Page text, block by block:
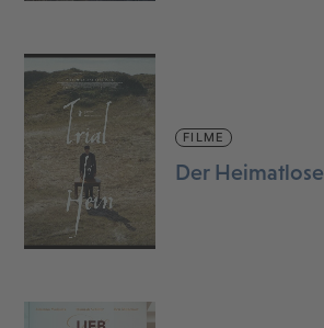
FILME
Der Heimatlose